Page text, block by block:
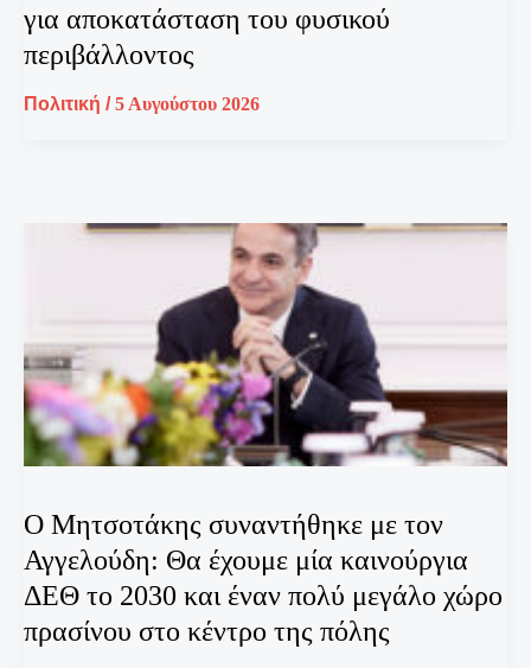
για αποκατάσταση του φυσικού
περιβάλλοντος
Πολιτική /5 Αυγούστου 2026
Ο Μητσοτάκης συναντήθηκε με τον
Αγγελούδη: Θα έχουμε μία καινούργια
ΔΕΘ το 2030 και έναν πολύ μεγάλο χώρο
πρασίνου στο κέντρο της πόλης